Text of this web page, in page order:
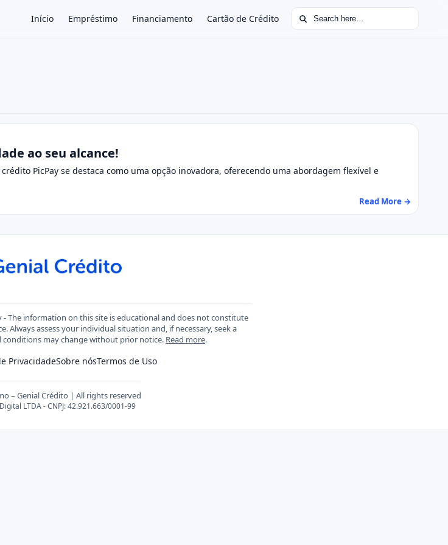
Início Empréstimo Financiamento Cartão de Crédito Search for:
ao seu alcance!
PicPay se destaca como uma opção inovadora, oferecendo uma abordagem flexível e
Read More →
The information on this site is educational and does not constitute
Always assess your individual situation and, if necessary, seek a
may change without prior notice. Read more.
PrivacidadeSobre nósTermos de Uso
– Genial Crédito | All rights reserved
LTDA - CNPJ: 42.921.663/0001-99